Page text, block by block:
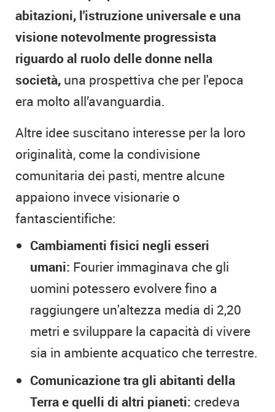
abitazioni, l'istruzione universale e una
visione notevolmente progressista
riguardo al ruolo delle donne nella
società, una prospettiva che per l'epoca
era molto all’avanguardia.
Altre idee suscitano interesse per la loro
originalità, come la condivisione
comunitaria dei pasti, mentre alcune
appaiono invece visionarie o
fantascientifiche:
Cambiamenti fisici negli esseri
umani: Fourier immaginava che gli
uomini potessero evolvere fino a
raggiungere un'altezza media di 2,20
metri e sviluppare la capacità di vivere
sia in ambiente acquatico che terrestre.
Comunicazione tra gli abitanti della
Terra e quelli di altri pianeti: credeva